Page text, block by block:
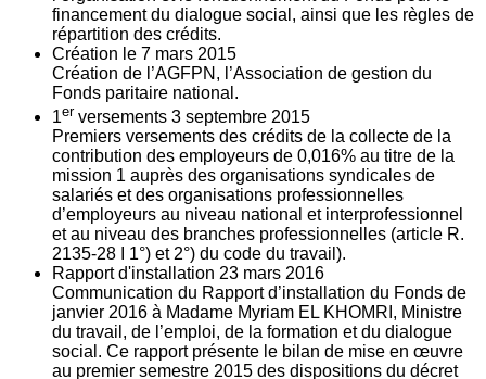
financement du dialogue social, ainsi que les règles de
répartition des crédits.
Création le 7 mars 2015
Création de l’AGFPN, l’Association de gestion du
Fonds paritaire national.
1er versements 3 septembre 2015
Premiers versements des crédits de la collecte de la
contribution des employeurs de 0,016% au titre de la
mission 1 auprès des organisations syndicales de
salariés et des organisations professionnelles
d’employeurs au niveau national et interprofessionnel
et au niveau des branches professionnelles (article R.
2135‐28 I 1°) et 2°) du code du travail).
Rapport d'installation 23 mars 2016
Communication du Rapport d’installation du Fonds de
janvier 2016 à Madame Myriam EL KHOMRI, Ministre
du travail, de l’emploi, de la formation et du dialogue
social. Ce rapport présente le bilan de mise en œuvre
au premier semestre 2015 des dispositions du décret